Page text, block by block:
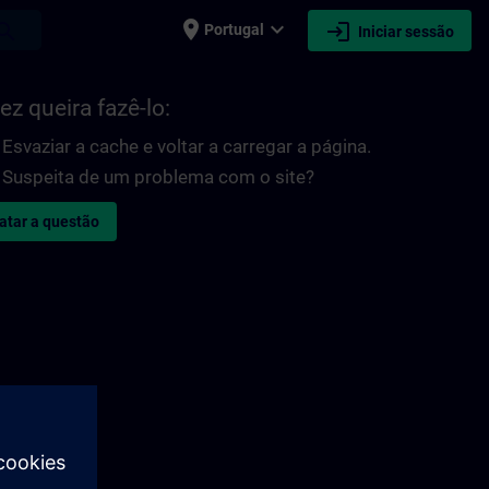
place Portugal expand_more login Iniciar sessão
queira fazê-lo:
Esvaziar a cache e voltar a carregar a página.
Suspeita de um problema com o site?
a questão